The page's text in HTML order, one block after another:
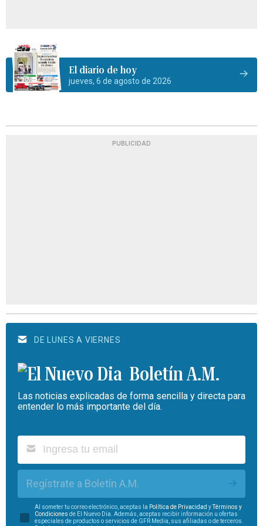
El diario de hoy
jueves, 6 de agosto de 2026
PUBLICIDAD
DE LUNES A VIERNES
Boletín A.M.
Las noticias explicadas de forma sencilla y directa para
entender lo más importante del día.
Regístrate a Boletín A.M.
Al someter tu correo electrónico, aceptas la Política de Privacidad yTérminos y
Condiciones de El Nuevo Día. Además, aceptas recibir información u ofertas
especiales de productos o servicios de GFR Media, sus afiliadas o de terceros.